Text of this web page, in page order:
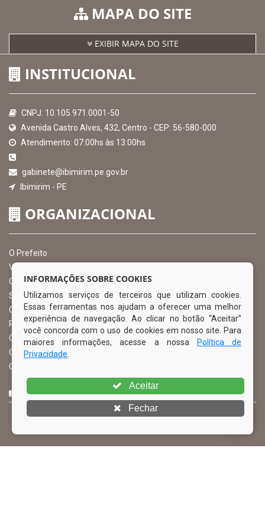
MAPA DO SITE
EXIBIR MAPA DO SITE
INSTITUCIONAL
CNPJ: 10.105.971.0001-50
Avenida Castro Alves, 432, Centro - CEP: 56-580-000
Atendimento: 07:00hs às 13:00hs
gabinete@ibimirim.pe.gov.br
Ibimirim - PE
ORGANIZACIONAL
O Prefeito
Vice Prefeito
Ouvidoria Municipal
Serviço de Informação ao Cidadão – SIC
Chefe de Gabinete
Procuradoria Geral
Órgão de Controle Interno
Organograma
Comissão Permanente de Licitação – CPL
CURTA NOSSA FAN PAGE
INFORMAÇÕES SOBRE COOKIES
Utilizamos serviços de terceiros que utilizam cookies.
Essas ferramentas nos ajudam a oferecer uma melhor
experiência de navegação. Ao clicar no botão “Aceitar”
você concorda com o uso de cookies em nosso site. Para
maiores informações, acesse a nossa
Política de
Privacidade
Aceitar
Fechar